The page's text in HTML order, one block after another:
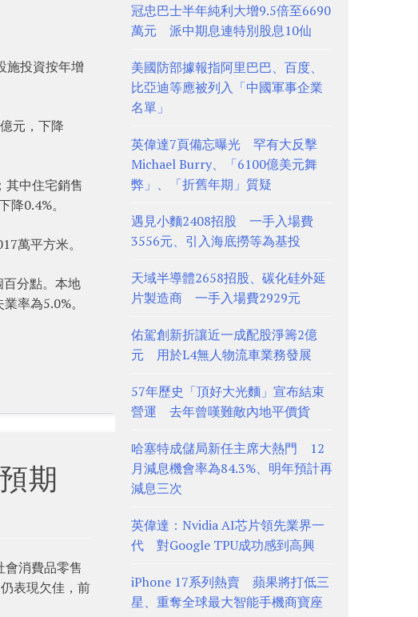
施投資按年增
元，下降
其中住宅銷售
降0.4%。
萬平方米。
分點。本地
率為5.0%。
期
消費品零售
表現欠佳，前
冠忠巴士半年純利大增9.5倍至6690
萬元 派中期息連特別股息10仙
美國防部據報指阿里巴巴、百度、
比亞迪等應被列入「中國軍事企業
名單」
英偉達7頁備忘曝光 罕有大反擊
Michael Burry、「6100億美元舞
弊」、「折舊年期」質疑
遇見小麵2408招股 一手入場費
3556元、引入海底撈等為基投
天域半導體2658招股、碳化硅外延
片製造商 一手入場費2929元
佑駕創新折讓近一成配股淨籌2億
元 用於L4無人物流車業務發展
57年歷史「頂好大光麵」宣布結束
營運 去年曾嘆難敵內地平價貨
哈塞特成儲局新任主席大熱門 12
月減息機會率為84.3%、明年預計再
減息三次
英偉達：Nvidia AI芯片領先業界一
代 對Google TPU成功感到高興
iPhone 17系列熱賣 蘋果將打低三
星、重奪全球最大智能手機商寶座